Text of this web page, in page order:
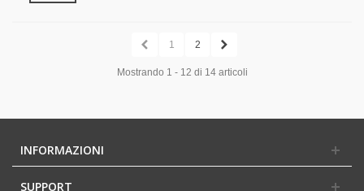
1 2
Mostrando 1 - 12 di 14 articoli
INFORMAZIONI
SUPPORT